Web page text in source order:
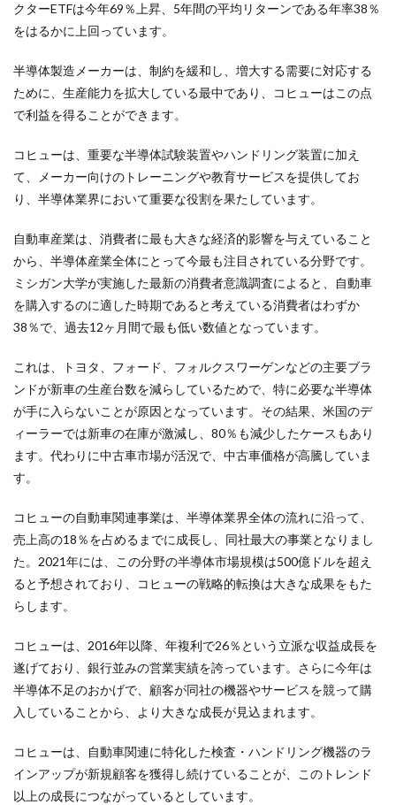
クターETFは今年69％上昇、5年間の平均リターンである年率38％
をはるかに上回っています。
半導体製造メーカーは、制約を緩和し、増大する需要に対応する
ために、生産能力を拡大している最中であり、コヒューはこの点
で利益を得ることができます。
コヒューは、重要な半導体試験装置やハンドリング装置に加え
て、メーカー向けのトレーニングや教育サービスを提供してお
り、半導体業界において重要な役割を果たしています。
自動車産業は、消費者に最も大きな経済的影響を与えていること
から、半導体産業全体にとって今最も注目されている分野です。
ミシガン大学が実施した最新の消費者意識調査によると、自動車
を購入するのに適した時期であると考えている消費者はわずか
38％で、過去12ヶ月間で最も低い数値となっています。
これは、トヨタ、フォード、フォルクスワーゲンなどの主要ブラ
ンドが新車の生産台数を減らしているためで、特に必要な半導体
が手に入らないことが原因となっています。その結果、米国のデ
ィーラーでは新車の在庫が激減し、80％も減少したケースもあり
ます。代わりに中古車市場が活況で、中古車価格が高騰していま
す。
コヒューの自動車関連事業は、半導体業界全体の流れに沿って、
売上高の18％を占めるまでに成長し、同社最大の事業となりまし
た。2021年には、この分野の半導体市場規模は500億ドルを超え
ると予想されており、コヒューの戦略的転換は大きな成果をもた
らします。
コヒューは、2016年以降、年複利で26％という立派な収益成長を
遂げており、銀行並みの営業実績を誇っています。さらに今年は
半導体不足のおかげで、顧客が同社の機器やサービスを競って購
入していることから、より大きな成長が見込まれます。
コヒューは、自動車関連に特化した検査・ハンドリング機器のラ
インアップが新規顧客を獲得し続けていることが、このトレンド
以上の成長につながっているとしています。